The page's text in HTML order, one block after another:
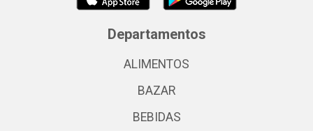
Departamentos
ALIMENTOS
BAZAR
BEBIDAS